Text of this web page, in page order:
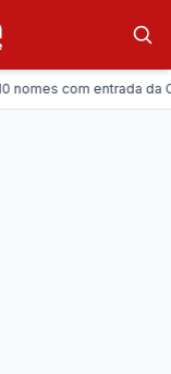
com entrada da